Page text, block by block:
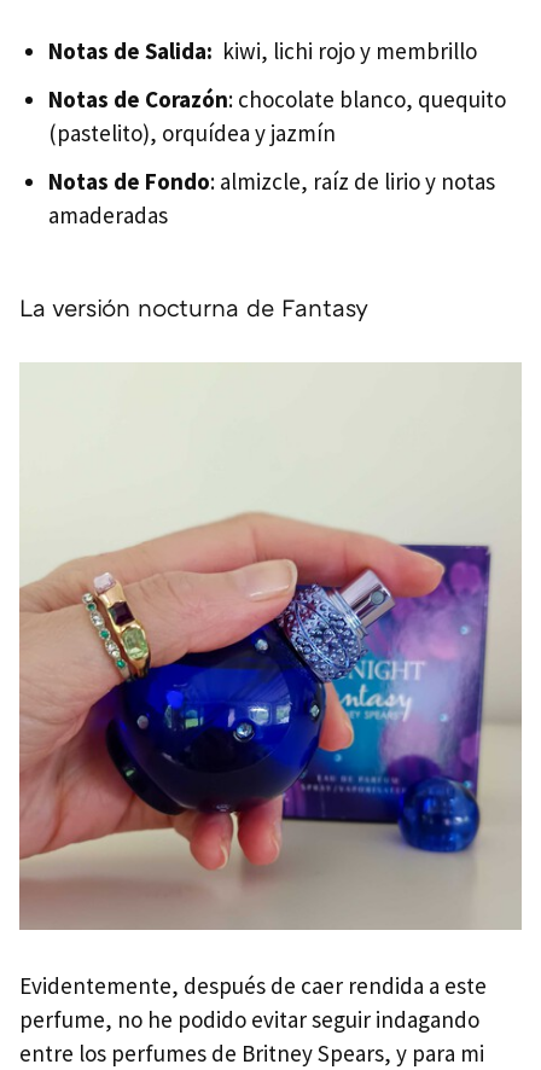
Notas de Salida: kiwi, lichi rojo y membrillo
Notas de Corazón: chocolate blanco, quequito
(pastelito), orquídea y jazmín
Notas de Fondo: almizcle, raíz de lirio y notas
amaderadas
La versión nocturna de Fantasy
Evidentemente, después de caer rendida a este
perfume, no he podido evitar seguir indagando
entre los perfumes de Britney Spears, y para mi